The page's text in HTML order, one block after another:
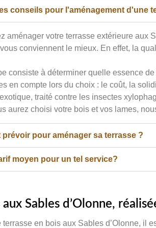
conseils pour l'aménagement d'une
aménager votre terrasse extérieure aux
conviennent le mieux. En effet, la
consiste à déterminer quelle essence
en compte lors du choix : le coût, la
traité contre les insectes
aurez choisi votre bois et vos lames,
prévoir pour aménager sa terrasse ?
moyen pour un tel service?
aux Sables d’Olonne,
terrasse en bois aux Sables d’Olonne,